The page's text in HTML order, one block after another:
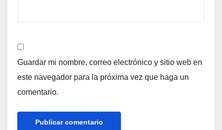
Guardar mi nombre, correo electrónico y sitio web en
este navegador para la próxima vez que haga un
comentario.